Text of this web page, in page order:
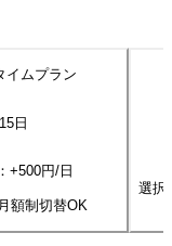
イムプラン
15日
+500円/日
額制切替OK
選択